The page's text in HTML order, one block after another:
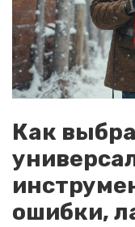
Как
ошибки,